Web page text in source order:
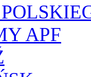
APF